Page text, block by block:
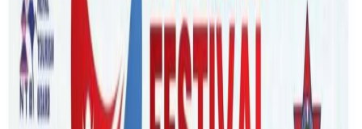
Wednesday, 2023 September 20 / 12:11 pm
अ− अ